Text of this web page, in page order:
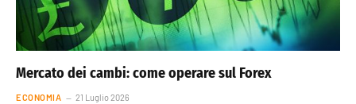
Mercato dei cambi: come operare sul Forex
ECONOMIA 21 Luglio 2026